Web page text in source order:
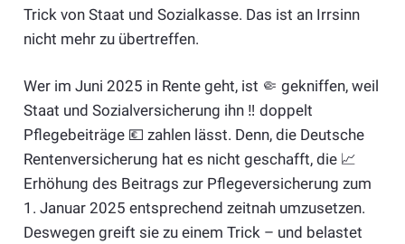
Trick von Staat und Sozialkasse. Das ist an Irrsinn
nicht mehr zu übertreffen.
Wer im Juni 2025 in Rente geht, ist 🤏 gekniffen, weil
Staat und Sozialversicherung ihn ‼️ doppelt
Pflegebeiträge 💶 zahlen lässt. Denn, die Deutsche
Rentenversicherung hat es nicht geschafft, die 📈
Erhöhung des Beitrags zur Pflegeversicherung zum
1. Januar 2025 entsprechend zeitnah umzusetzen.
Deswegen greift sie zu einem Trick – und belastet